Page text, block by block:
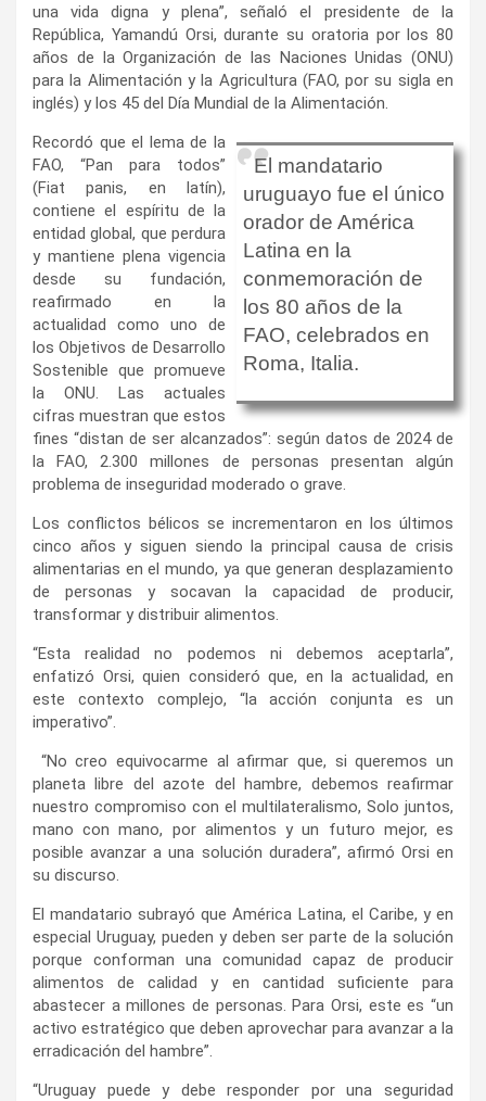
una vida digna y plena”, señaló el presidente de la
República, Yamandú Orsi, durante su oratoria por los 80
años de la Organización de las Naciones Unidas (ONU)
para la Alimentación y la Agricultura (FAO, por su sigla en
inglés) y los 45 del Día Mundial de la Alimentación.
El mandatario
uruguayo fue el único
orador de América
Latina en la
conmemoración de
los 80 años de la
FAO, celebrados en
Roma, Italia.
Recordó que el lema de la
FAO, “Pan para todos”
(Fiat panis, en latín),
contiene el espíritu de la
entidad global, que perdura
y mantiene plena vigencia
desde su fundación,
reafirmado en la
actualidad como uno de
los Objetivos de Desarrollo
Sostenible que promueve
la ONU. Las actuales
cifras muestran que estos
fines “distan de ser alcanzados”: según datos de 2024 de
la FAO, 2.300 millones de personas presentan algún
problema de inseguridad moderado o grave.
Los conflictos bélicos se incrementaron en los últimos
cinco años y siguen siendo la principal causa de crisis
alimentarias en el mundo, ya que generan desplazamiento
de personas y socavan la capacidad de producir,
transformar y distribuir alimentos.
“Esta realidad no podemos ni debemos aceptarla”,
enfatizó Orsi, quien consideró que, en la actualidad, en
este contexto complejo, “la acción conjunta es un
imperativo”.
“No creo equivocarme al afirmar que, si queremos un
planeta libre del azote del hambre, debemos reafirmar
nuestro compromiso con el multilateralismo, Solo juntos,
mano con mano, por alimentos y un futuro mejor, es
posible avanzar a una solución duradera”, afirmó Orsi en
su discurso.
El mandatario subrayó que América Latina, el Caribe, y en
especial Uruguay, pueden y deben ser parte de la solución
porque conforman una comunidad capaz de producir
alimentos de calidad y en cantidad suficiente para
abastecer a millones de personas. Para Orsi, este es “un
activo estratégico que deben aprovechar para avanzar a la
erradicación del hambre”.
“Uruguay puede y debe responder por una seguridad